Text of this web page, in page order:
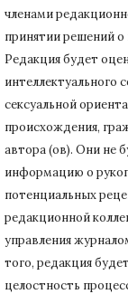
членами
принятии решений о
Редакция будет
интеллектуального
сексуальной
происхождения,
автора (ов). Они не
информацию о
потенциальных
редакционной
управления
того, редакция
целостность